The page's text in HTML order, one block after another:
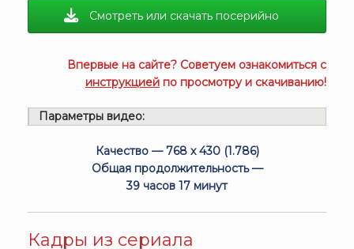
Смотреть или скачать посерийно
Впервые на сайте? Советуем ознакомиться с
инструкцией по просмотру и скачиванию!
Параметры видео:
Качество — 768 x 430 (1.786)
Общая продолжительность —
39 часов 17 минут
Кадры из сериала